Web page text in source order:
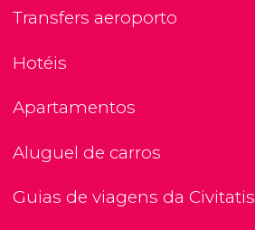
Transfers aeroporto
Hotéis
Apartamentos
Aluguel de carros
Guias de viagens da Civitatis